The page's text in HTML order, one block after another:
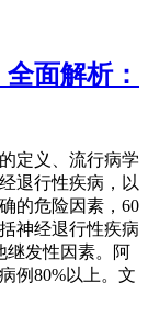
面解析：
定义、流行病学
退行性疾病，以
的危险因素，60
神经退行性疾病
继发性因素。阿
例80%以上。文